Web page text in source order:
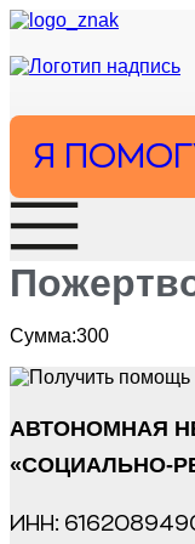
Перейти
содержимому
Я
Сумма:300
АВТОНОМНАЯ
«СОЦИАЛЬНО-
ИНН: